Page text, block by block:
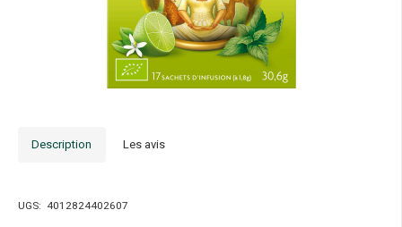
Description Les avis
UGS: 4012824402607